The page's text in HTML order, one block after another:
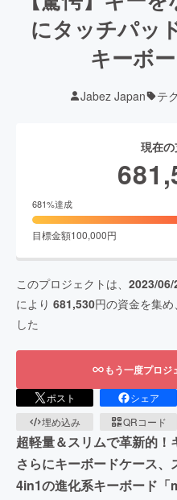
にタッチパッ
キーボ
Jabez Japan テ
現在
681%達成
目標金額100,000円
このプロジェクトは、 2023/06/
により 681,530円の資金を集め
した
もう一度プロジ
ポスト シェア
埋め込み
QRコード
超軽量＆スリムで革新的！
さらにキーボードケース
4in1の進化系キーボード